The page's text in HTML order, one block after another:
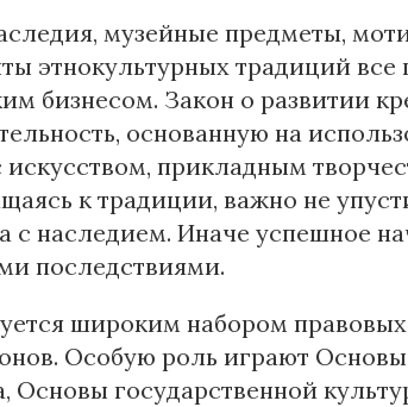
музейные предметы,
этнокультурных традиций все
бизнесом. Закон о развитии
основанную на
прикладным
к традиции, важно не
с наследием. Иначе успешное
последствиями.
широким набором правовых
Особую роль играют Основы
Основы государственной